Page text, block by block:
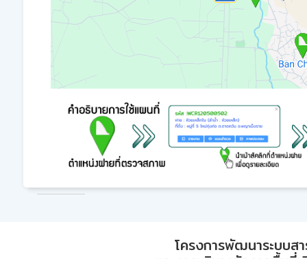
โครงการพัฒนาระบบส